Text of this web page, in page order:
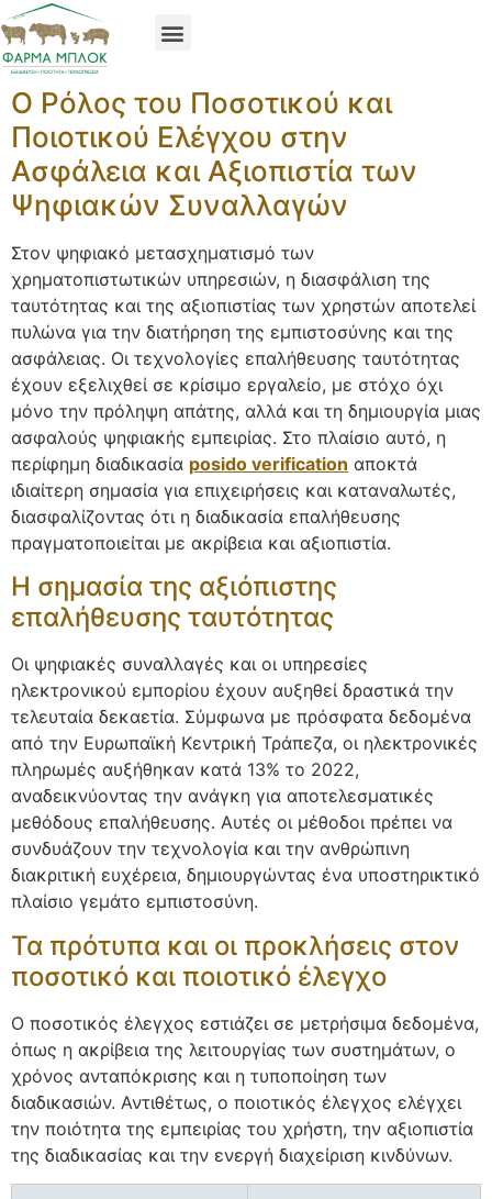
Ο Ρόλος του Ποσοτικού και
Ποιοτικού Ελέγχου στην
Ασφάλεια και Αξιοπιστία των
Ψηφιακών Συναλλαγών
Στον ψηφιακό μετασχηματισμό των
χρηματοπιστωτικών υπηρεσιών, η διασφάλιση της
ταυτότητας και της αξιοπιστίας των χρηστών αποτελεί
πυλώνα για την διατήρηση της εμπιστοσύνης και της
ασφάλειας. Οι τεχνολογίες επαλήθευσης ταυτότητας
έχουν εξελιχθεί σε κρίσιμο εργαλείο, με στόχο όχι
μόνο την πρόληψη απάτης, αλλά και τη δημιουργία μιας
ασφαλούς ψηφιακής εμπειρίας. Στο πλαίσιο αυτό, η
περίφημη διαδικασία posido verification αποκτά
ιδιαίτερη σημασία για επιχειρήσεις και καταναλωτές,
διασφαλίζοντας ότι η διαδικασία επαλήθευσης
πραγματοποιείται με ακρίβεια και αξιοπιστία.
Η σημασία της αξιόπιστης
επαλήθευσης ταυτότητας
Οι ψηφιακές συναλλαγές και οι υπηρεσίες
ηλεκτρονικού εμπορίου έχουν αυξηθεί δραστικά την
τελευταία δεκαετία. Σύμφωνα με πρόσφατα δεδομένα
από την Ευρωπαϊκή Κεντρική Τράπεζα, οι ηλεκτρονικές
πληρωμές αυξήθηκαν κατά 13% το 2022,
αναδεικνύοντας την ανάγκη για αποτελεσματικές
μεθόδους επαλήθευσης. Αυτές οι μέθοδοι πρέπει να
συνδυάζουν την τεχνολογία και την ανθρώπινη
διακριτική ευχέρεια, δημιουργώντας ένα υποστηρικτικό
πλαίσιο γεμάτο εμπιστοσύνη.
Τα πρότυπα και οι προκλήσεις στον
ποσοτικό και ποιοτικό έλεγχο
Ο ποσοτικός έλεγχος εστιάζει σε μετρήσιμα δεδομένα,
όπως η ακρίβεια της λειτουργίας των συστημάτων, ο
χρόνος ανταπόκρισης και η τυποποίηση των
διαδικασιών. Αντιθέτως, ο ποιοτικός έλεγχος ελέγχει
την ποιότητα της εμπειρίας του χρήστη, την αξιοπιστία
της διαδικασίας και την ενεργή διαχείριση κινδύνων.